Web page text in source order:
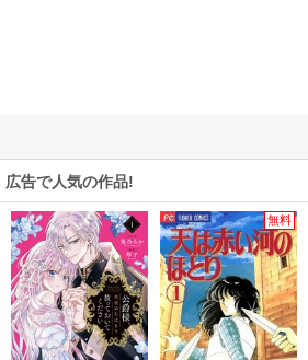
広告で人気の作品!
無料